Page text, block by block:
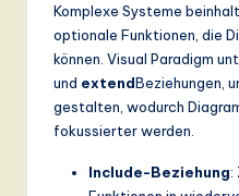
in
A
Komplexe Systeme
optionale Funktionen, die
können. Visual Paradigm
und extendBeziehungen,
gestalten, wodurch
fokussierter werden.
Include-Beziehung: